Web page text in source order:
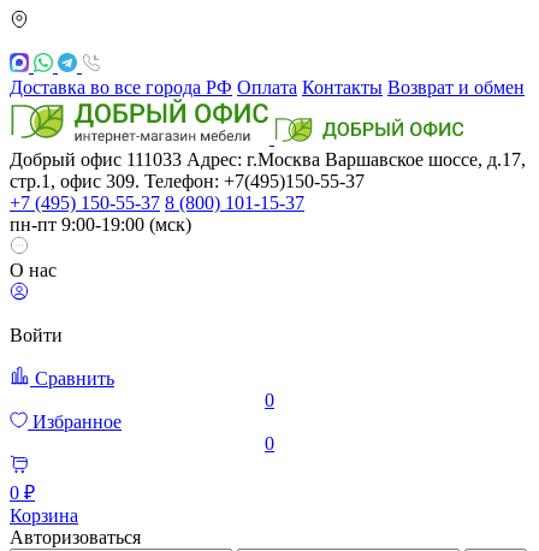
Доставка во все города РФ Оплата Контакты Возврат и обмен
Добрый офис 111033 Адрес: г.Москва Варшавское шоссе, д.17,
стр.1, офис 309. Телефон: +7(495)150-55-37
+7 (495) 150-55-37 8 (800) 101-15-37
пн-пт 9:00-19:00 (мск)
О нас
Войти
Сравнить
0
Избранное
0
0 ₽
Корзина
Авторизоваться